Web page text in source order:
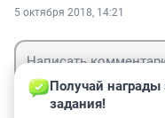
5 октября 2018, 14:21
Получай награды
задания!